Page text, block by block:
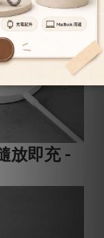
放即充 -